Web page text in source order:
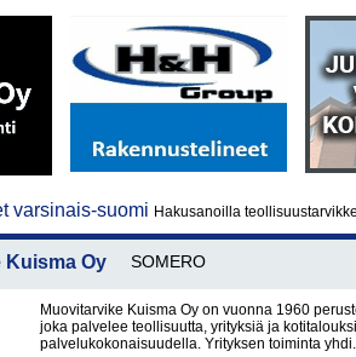
varsinais-suomi Hakusanoilla
Kuisma Oy SOMERO
Muovitarvike Kuisma Oy on vuonna 1960
joka palvelee teollisuutta, yrityksiä ja
palvelukokonaisuudella. Yrityksen toiminta